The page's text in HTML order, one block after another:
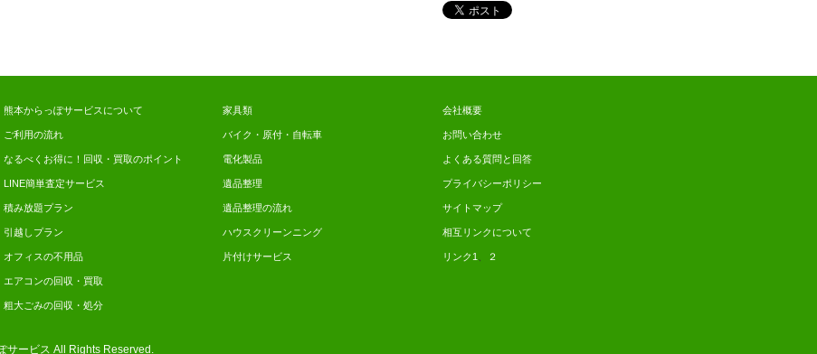
熊本からっぽサービスについて
ご利用の流れ
なるべくお得に！回収・買取のポイント
LINE簡単査定サービス
積み放題プラン
引越しプラン
オフィスの不用品
エアコンの回収・買取
粗大ごみの回収・処分
家具類
バイク・原付・自転車
電化製品
遺品整理
遺品整理の流れ
ハウスクリーンニング
片付けサービス
会社概要
お問い合わせ
よくある質問と回答
プライバシーポリシー
サイトマップ
相互リンクについて
リンク1 ２
サービス All Rights Reserved.